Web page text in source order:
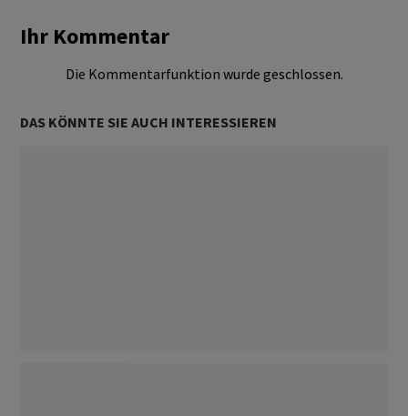
Ihr Kommentar
Die Kommentarfunktion wurde geschlossen.
DAS KÖNNTE SIE AUCH INTERESSIEREN